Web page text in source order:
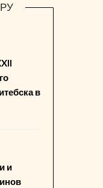
в
и